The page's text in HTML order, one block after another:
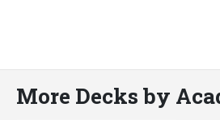
More Decks by